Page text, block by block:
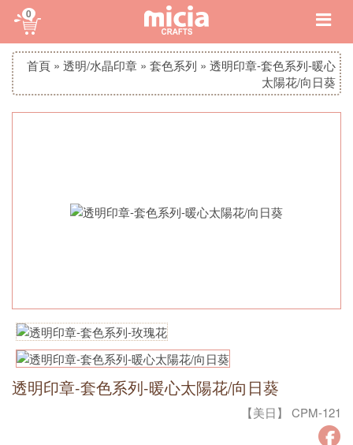
0
首頁 » 透明/水晶印章 » 套色系列 » 透明印章-套色系列-暖心
太陽花/向日葵
透明印章-套色系列-暖心太陽花/向日葵
【美日】 CPM-121